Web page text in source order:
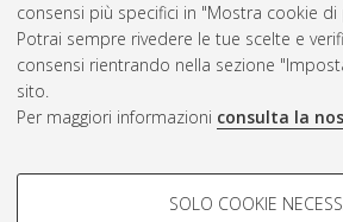
consensi più specifici in "Mostra cookie
Potrai sempre rivedere le tue scelte e
consensi rientrando nella sezione
sito.
Per maggiori informazioni consulta la
COOKIE DI PROFILAZIONE -
SOLO COOKIE
Rss 2.0
ISSN: 2038-7946
Impostazioni Cookie
Informativa sulla privacy